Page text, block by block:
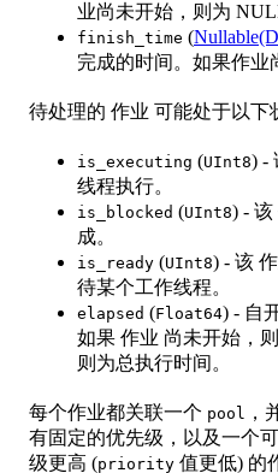
业尚未开始，则为
finish_time (
完成的时间。如果作业
待处理的 作业 可能处于以下
is_executing (UInt8) -
线程执行。
is_blocked (UInt8) -
成。
is_ready (UInt8) - 该
待某个工作线程。
elapsed (Float64) - 自
如果 作业 尚未开始，
则为总执行时间。
每个作业都关联一个 pool ，
有固定的优先级，以及一个
级更高 (priority 值更低) 的